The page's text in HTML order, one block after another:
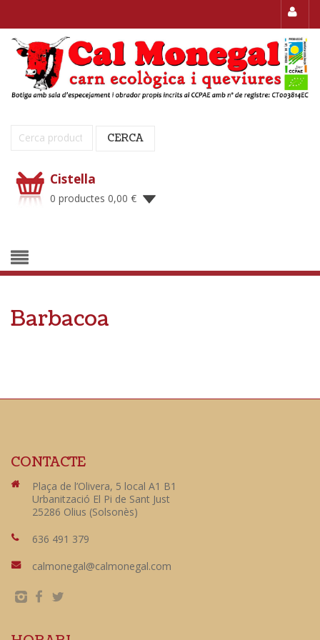
Cerca: CERCA
Cistella
0 productes 0,00 €
Barbacoa
CONTACTE
Plaça de l’Olivera, 5 local A1 B1
Urbanització El Pi de Sant Just
25286 Olius (Solsonès)
636 491 379
calmonegal@calmonegal.com